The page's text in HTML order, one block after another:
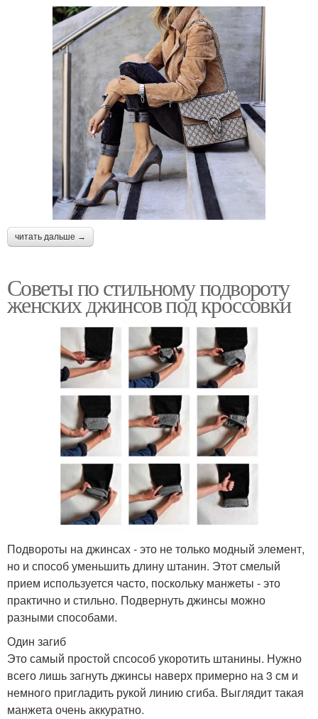
читать дальше →
Советы по стильному подвороту
женских джинсов под кроссовки
Подвороты на джинсах - это не только модный элемент,
но и способ уменьшить длину штанин. Этот смелый
прием используется часто, поскольку манжеты - это
практично и стильно. Подвернуть джинсы можно
разными способами.
Один загиб
Это самый простой спсособ укоротить штанины. Нужно
всего лишь загнуть джинсы наверх примерно на 3 см и
немного пригладить рукой линию сгиба. Выглядит такая
манжета очень аккуратно.